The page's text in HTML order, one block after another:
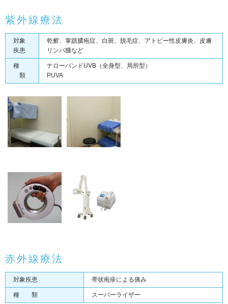
紫外線療法
対象
疾患
乾癬、掌蹠膿疱症、白斑、脱毛症、アトピー性皮膚炎、皮膚
リンパ腫など
種
類
ナローバンドUVB（全身型、局所型）
PUVA
赤外線療法
対象疾患 帯状疱疹による痛み
種 類 スーパーライザー